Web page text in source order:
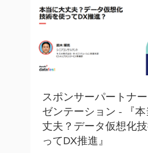
スポンサーパートナ
ゼンテーション - 『
丈夫？データ仮想化
ってDX推進』